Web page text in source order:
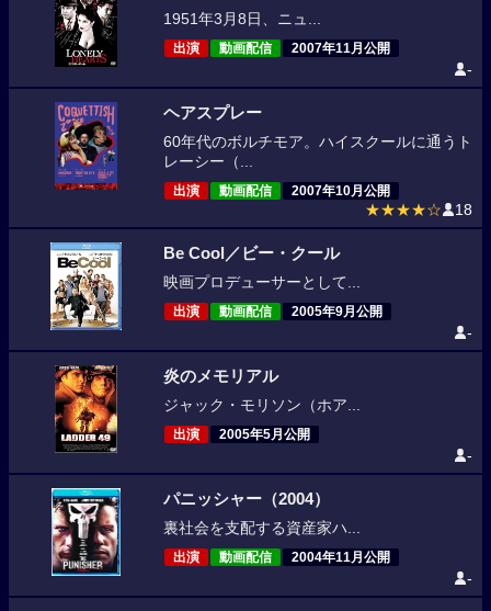
1951年3月8日、ニュ...
出演 動画配信 2007年11月公開
-
ヘアスプレー
60年代のボルチモア。ハイスクールに通うト
レーシー（...
出演 動画配信 2007年10月公開
★★★★☆ 18
Be Cool／ビー・クール
映画プロデューサーとして...
出演 動画配信 2005年9月公開
-
炎のメモリアル
ジャック・モリソン（ホア...
出演 2005年5月公開
-
パニッシャー（2004）
裏社会を支配する資産家ハ...
出演 動画配信 2004年11月公開
-